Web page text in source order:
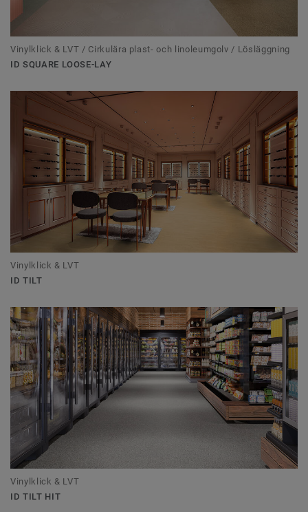
Vinylklick & LVT / Cirkulära plast- och linoleumgolv / Lösläggning
ID SQUARE LOOSE-LAY
Vinylklick & LVT
ID TILT
Vinylklick & LVT
ID TILT HIT